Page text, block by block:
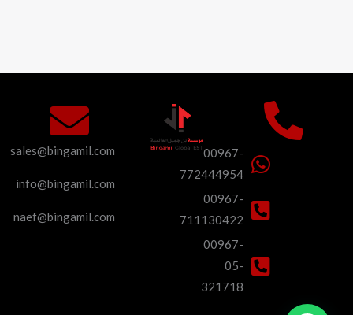
00967-
772444954
00967-
711130422
00967-
05-
321718
sales@bingamil.com
info@bingamil.com
naef@bingamil.com